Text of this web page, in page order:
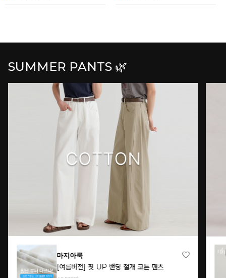
SUMMER PANTS 🌿
마지아룩
[여름버전] 핏 UP 밴딩 절개 코튼 팬츠